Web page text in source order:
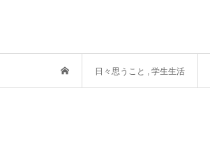
日々思うこと , 学生生活